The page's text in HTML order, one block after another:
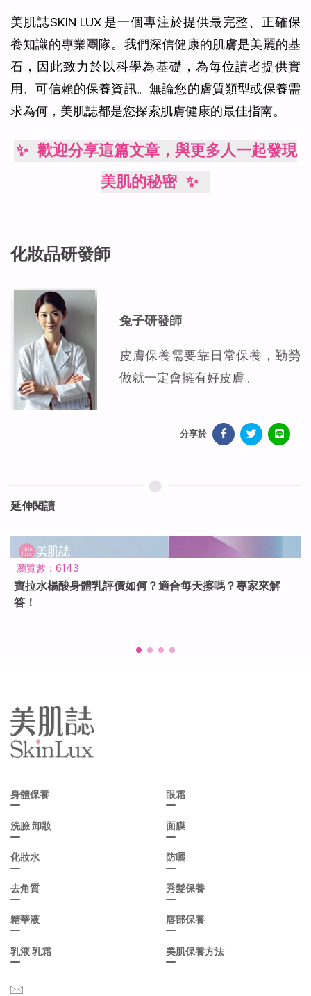
美肌誌SKIN LUX 是一個專注於提供最完整、正確保
養知識的專業團隊。我們深信健康的肌膚是美麗的基
石，因此致力於以科學為基礎，為每位讀者提供實
用、可信賴的保養資訊。無論您的膚質類型或保養需
求為何，美肌誌都是您探索肌膚健康的最佳指南。
✨ 歡迎分享這篇文章，與更多人一起發現
美肌的秘密 ✨
化妝品研發師
兔子研發師
皮膚保養需要靠日常保養，勤勞
做就一定會擁有好皮膚。
分享於
延伸閱讀
瀏覽數：604
乳霜是什麼？乳液與乳霜差在哪？用量與保養順序一次看
懂！
身體保養
洗臉 卸妝
化妝水
去角質
精華液
乳液 乳霜
眼霜
面膜
防曬
秀髮保養
唇部保養
美肌保養方法